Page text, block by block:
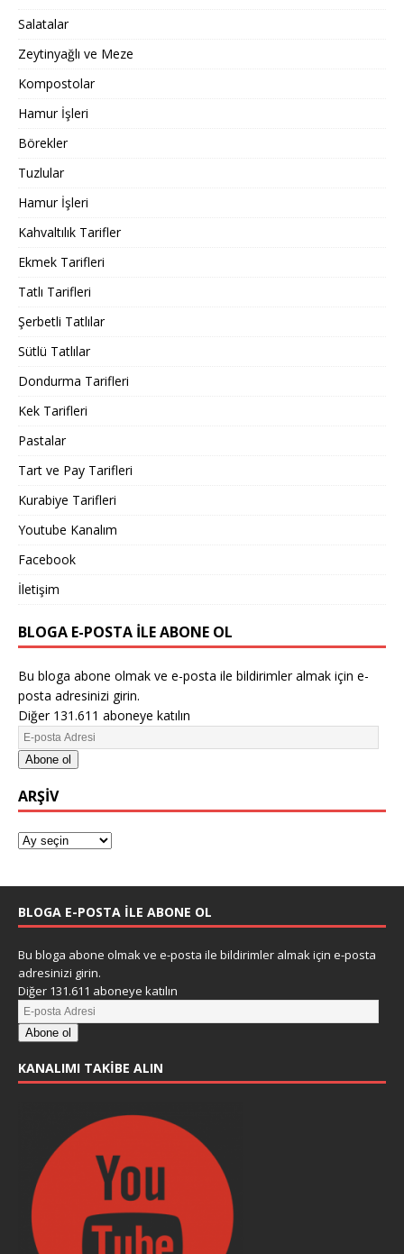
Salatalar
Zeytinyağlı ve Meze
Kompostolar
Hamur İşleri
Börekler
Tuzlular
Hamur İşleri
Kahvaltılık Tarifler
Ekmek Tarifleri
Tatlı Tarifleri
Şerbetli Tatlılar
Sütlü Tatlılar
Dondurma Tarifleri
Kek Tarifleri
Pastalar
Tart ve Pay Tarifleri
Kurabiye Tarifleri
Youtube Kanalım
Facebook
İletişim
BLOGA E-POSTA ILE ABONE OL
Bu bloga abone olmak ve e-posta ile bildirimler almak için e-
posta adresinizi girin.
Diğer 131.611 aboneye katılın
Abone ol
ARŞIV
BLOGA E-POSTA ILE ABONE OL
Bu bloga abone olmak ve e-posta ile bildirimler almak için e-posta
adresinizi girin.
Diğer 131.611 aboneye katılın
Abone ol
KANALIMI TAKIBE ALIN